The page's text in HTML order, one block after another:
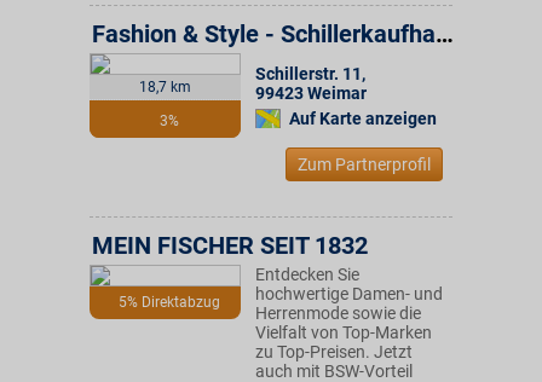
18,7 km
3%
Fashion & Style - Schillerkaufhaus - Konsum Weimar Gruppe
Schillerstr. 11,
99423Weimar
Auf Karte anzeigen
Zum Partnerprofil
5% Direktabzug
MEIN FISCHER SEIT 1832
Entdecken Sie
hochwertige Damen- und
Herrenmode sowie die
Vielfalt von Top-Marken
zu Top-Preisen. Jetzt
auch mit BSW-Vorteil